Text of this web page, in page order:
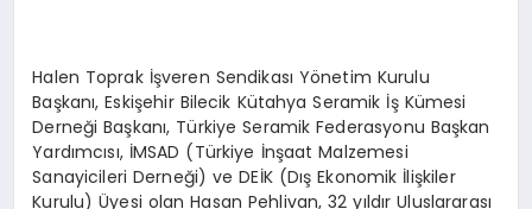
Halen Toprak İşveren Sendikası Yönetim Kurulu
Başkanı, Eskişehir Bilecik Kütahya Seramik İş Kümesi
Derneği Başkanı, Türkiye Seramik Federasyonu Başkan
Yardımcısı, İMSAD (Türkiye İnşaat Malzemesi
Sanayicileri Derneği) ve DEİK (Dış Ekonomik İlişkiler
Kurulu) Üyesi olan Hasan Pehlivan, 32 yıldır Uluslararası